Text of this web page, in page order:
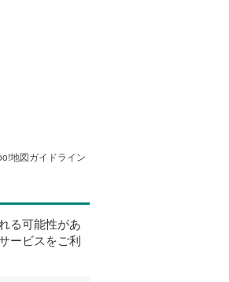
地図ガイドライン
る可能性があ
ービスをご利